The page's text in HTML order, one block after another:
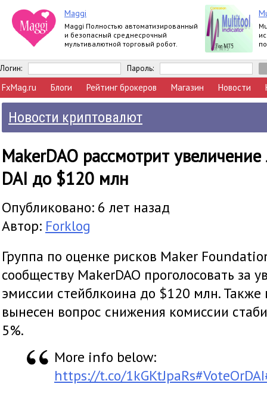
Maggi
Maggi Полностью автоматизированный
и безопасный среднесрочный
мультивалютной торговый робот.
Логин: Пароль:
FxMag.ru Блоги Рейтинг брокеров Магазин Новости
Новости криптовалют
MakerDAO рассмотрит
DAI до $120 млн
Опубликовано: 6 лет назад
Автор: Forklog
Группа по оценке рисков Maker
сообществу MakerDAO проголосовать за
эмиссии стейблкоина до $120 млн. Также
вынесен вопрос снижения комиссии
5%.
More info below:
https://t.co/1kGKtJpaRs#VoteOrDAI